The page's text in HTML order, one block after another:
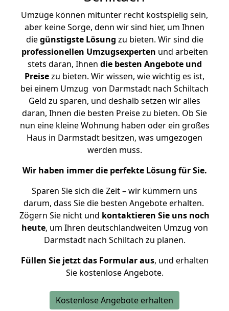
Umzüge können mitunter recht kostspielig sein,
aber keine Sorge, denn wir sind hier, um Ihnen
diegünstigste Lösung zu bieten. Wir sind die
professionellen Umzugsexperten und arbeiten
stets daran, Ihnen die besten Angebote und
Preisezu bieten. Wir wissen, wie wichtig es ist,
bei einem Umzug von Darmstadt nach Schiltach
Geld zu sparen, und deshalb setzen wir alles
daran, Ihnen die besten Preise zu bieten. Ob Sie
nun eine kleine Wohnung haben oder ein großes
Haus in Darmstadt besitzen, was umgezogen
werden muss.
Wir haben immer die perfekte Lösung für Sie.
Sparen Sie sich die Zeit – wir kümmern uns
darum, dass Sie die besten Angebote erhalten.
Zögern Sie nicht und kontaktieren Sie uns noch
heute, um Ihren deutschlandweiten Umzug von
Darmstadt nach Schiltach zu planen.
Füllen Sie jetzt das Formular aus, und erhalten
Sie kostenlose Angebote.
Kostenlose Angebote erhalten